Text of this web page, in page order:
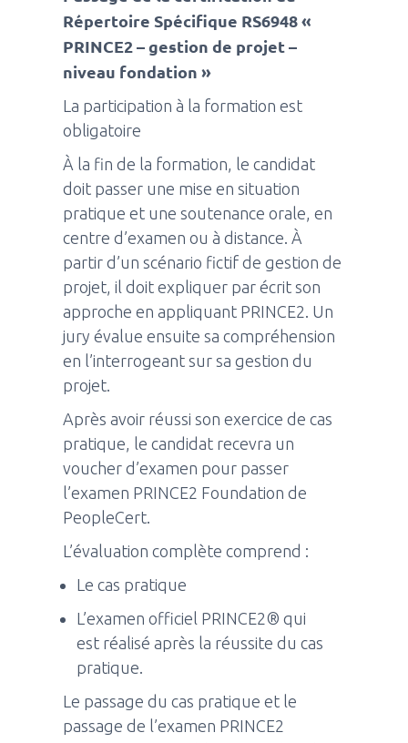
Répertoire Spécifique RS6948 «
PRINCE2 – gestion de projet –
niveau fondation »
La participation à la formation est
obligatoire
À la fin de la formation, le candidat
doit passer une mise en situation
pratique et une soutenance orale, en
centre d’examen ou à distance. À
partir d’un scénario fictif de gestion de
projet, il doit expliquer par écrit son
approche en appliquant PRINCE2. Un
jury évalue ensuite sa compréhension
en l’interrogeant sur sa gestion du
projet.
Après avoir réussi son exercice de cas
pratique, le candidat recevra un
voucher d’examen pour passer
l’examen PRINCE2 Foundation de
PeopleCert.
L’évaluation complète comprend :
Le cas pratique
L’examen officiel PRINCE2® qui
est réalisé après la réussite du cas
pratique.
Le passage du cas pratique et le
passage de l’examen PRINCE2